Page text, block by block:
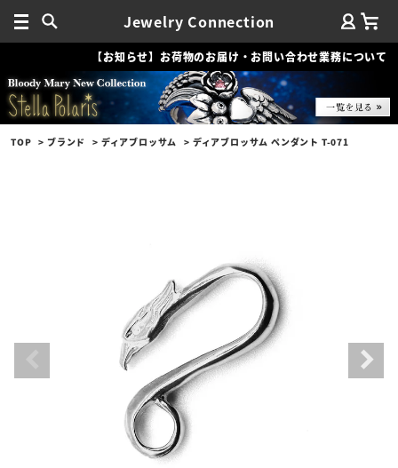
Jewelry Connection
【お知らせ】お荷物のお届け・お問い合わせ業務について
TOP ブランド ディアブロッサム ディアブロッサム ペンダント T-071